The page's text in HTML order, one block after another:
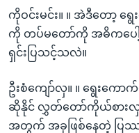
ကိုဝင်းမင်း။ ။ အဲဒီတော့
ကို တပ်မတော်ကို အဓိကပေါ့
ရှင်းပြသင့်သလဲ။
ဦးစံကျော်လှ။ ။ ရွေးကော
ဆိုနိုင် လွှတ်တော်ကိုယ်စား
အတွက် အခုဖြစ်နေတဲ့ ပြ